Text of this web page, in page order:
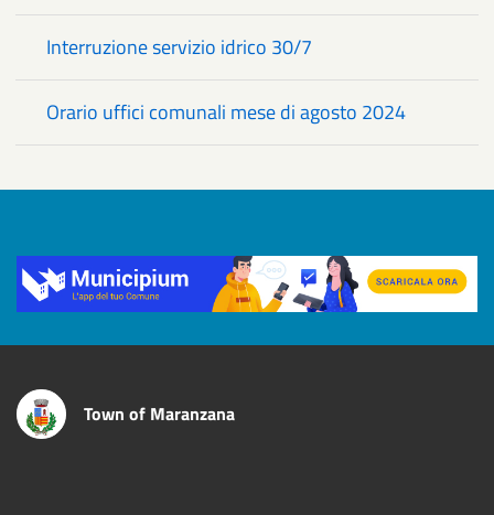
Interruzione servizio idrico 30/7
Orario uffici comunali mese di agosto 2024
Title
Town of Maranzana